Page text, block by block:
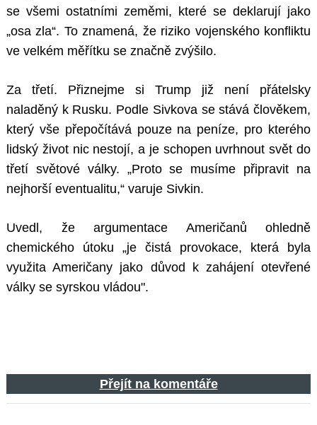
se všemi ostatními zeměmi, které se deklarují jako
„osa zla“. To znamená, že riziko vojenského konfliktu
ve velkém měřítku se značně zvýšilo.
Za třetí. Přiznejme si Trump již není přátelsky
naladěný k Rusku. Podle Sivkova se stává člověkem,
který vše přepočítává pouze na peníze, pro kterého
lidský život nic nestojí, a je schopen uvrhnout svět do
třetí světové války. „Proto se musíme připravit na
nejhorší eventualitu,“ varuje Sivkin.
Uvedl, že argumentace Američanů ohledně
chemického útoku „je čistá provokace, která byla
využita Američany jako důvod k zahájení otevřené
války se syrskou vládou".
Přejít na komentáře